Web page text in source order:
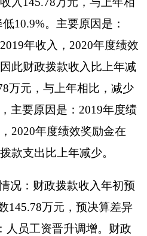
政拨款基本支出
本养老保险缴费、职
医疗补助缴费、其他
其他工资福利支出、
助、奖励金。
费、劳务费、工会经
护费、其他商品和服